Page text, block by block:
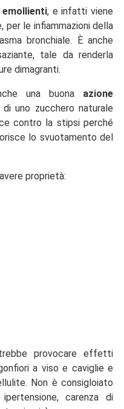
, e infatti viene
per le infiammazioni della
bronchiale. È anche
tale da renderla
dimagranti.
una buona azione
uno zucchero naturale
contro la stipsi perché
lo svuotamento del
proprietà:
provocare effetti
a viso e caviglie e
Non è consigloiato
carenza di